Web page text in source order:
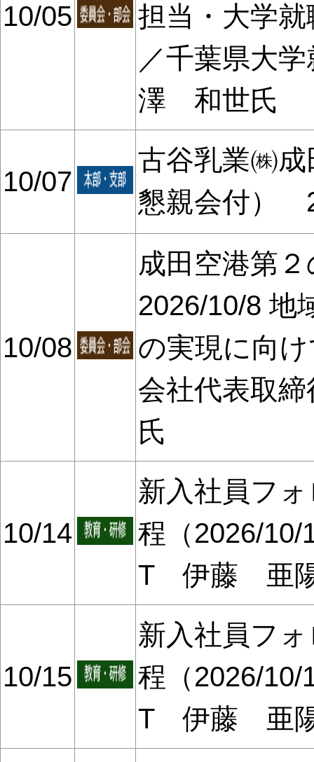
10/05
担当・大学
／千葉県大
澤 和世氏
10/07
古谷乳業㈱
懇親会付）
10/08
成田空港第
2026/10/8 地
の実現に向
会社代表取
氏
10/14
新入社員フ
程（2026/10/
T 伊藤 亜
10/15
新入社員フ
程（2026/10/
T 伊藤 亜